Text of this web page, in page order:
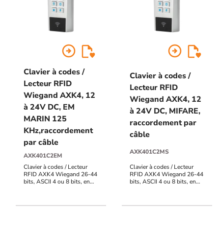
arrow_circle_right
Clavier à codes /
Lecteur RFID
Wiegand AXK4, 12
à 24V DC, EM
MARIN 125
KHz,raccordement
par câble
AXK401C2EM
Clavier à codes / Lecteur
RFID AXK4 Wiegand 26-44
bits, ASCII 4 ou 8 bits, en
vis, 12V à 24V DC, voyants
arrow_circle_right
Clavier à codes /
Lecteur RFID
Wiegand AXK4, 12
à 24V DC, MIFARE,
raccordement par
câble
AXK401C2MS
Clavier à codes / Lecteur
RFID AXK4 Wiegand 26-44
bits, ASCII 4 ou 8 bits, en
Ultralight) 13,56 MHz,